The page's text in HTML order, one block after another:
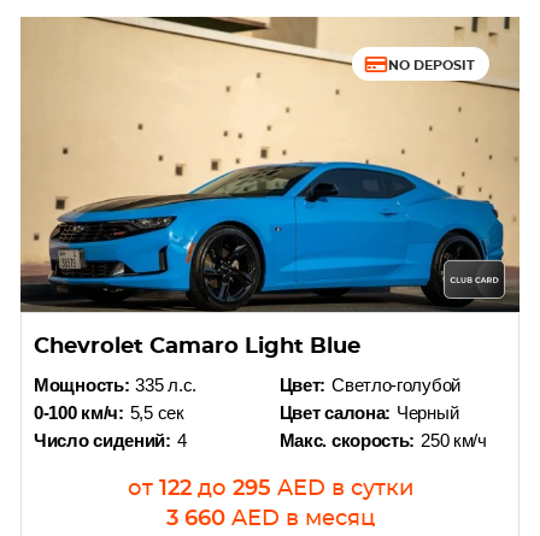
NO DEPOSIT
Chevrolet Camaro Light Blue
Мощность: 335 л.с.
0-100 км/ч: 5,5 сек
Число сидений: 4
Цвет: Светло-голубой
Цвет салона: Черный
Макс. скорость: 250 км/ч
от 122 до 295 AED в сутки
3 660 AED в месяц